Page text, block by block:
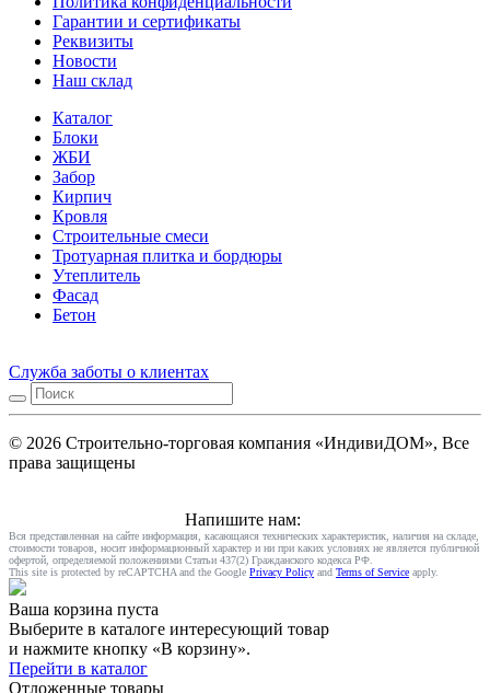
Гарантии и сертификаты
Реквизиты
Новости
Наш склад
Каталог
Блоки
ЖБИ
Забор
Кирпич
Кровля
Строительные смеси
Тротуарная плитка и бордюры
Утеплитель
Фасад
Бетон
Служба заботы о клиентах
© 2026 Строительно-торговая компания «ИндивиДОМ», Все
права защищены
Напишите нам:
Вся представленная на сайте информация, касающаяся технических характеристик, наличия на складе,
стоимости товаров, носит информационный характер и ни при каких условиях не является публичной
офертой, определяемой положениями Статьи 437(2) Гражданского кодекса РФ.
This site is protected by reCAPTCHA and the Google Privacy Policy and Terms of Service apply.
Ваша корзина пуста
Выберите в каталоге интересующий товар
и нажмите кнопку «В корзину».
Перейти в каталог
Отложенные товары